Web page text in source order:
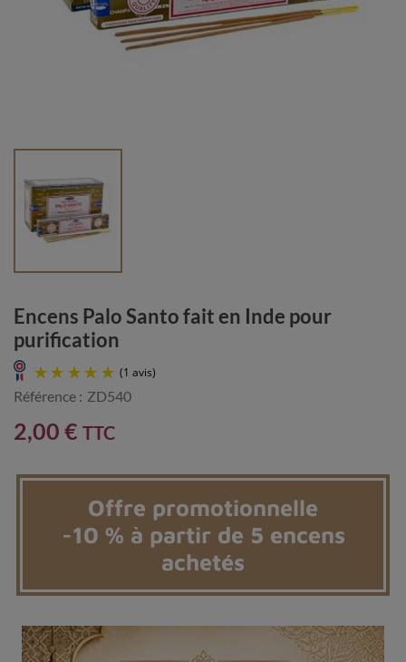
Encens Palo Santo fait en Inde pour
purification
(1 avis)
Référence : ZD540
2,00 € TTC
Offre promotionnelle
-10 % à partir de 5 encens
achetés